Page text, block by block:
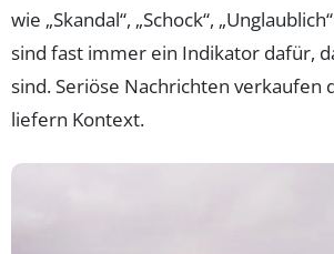
wie „Skandal“, „Schock“,
sind fast immer ein Indikator dafür,
sind. Seriöse Nachrichten verkaufen
liefern Kontext.